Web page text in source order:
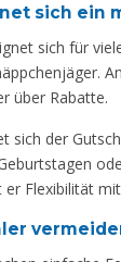
sich ein
sich für
über Rabatte.
sich der
Flexibilität